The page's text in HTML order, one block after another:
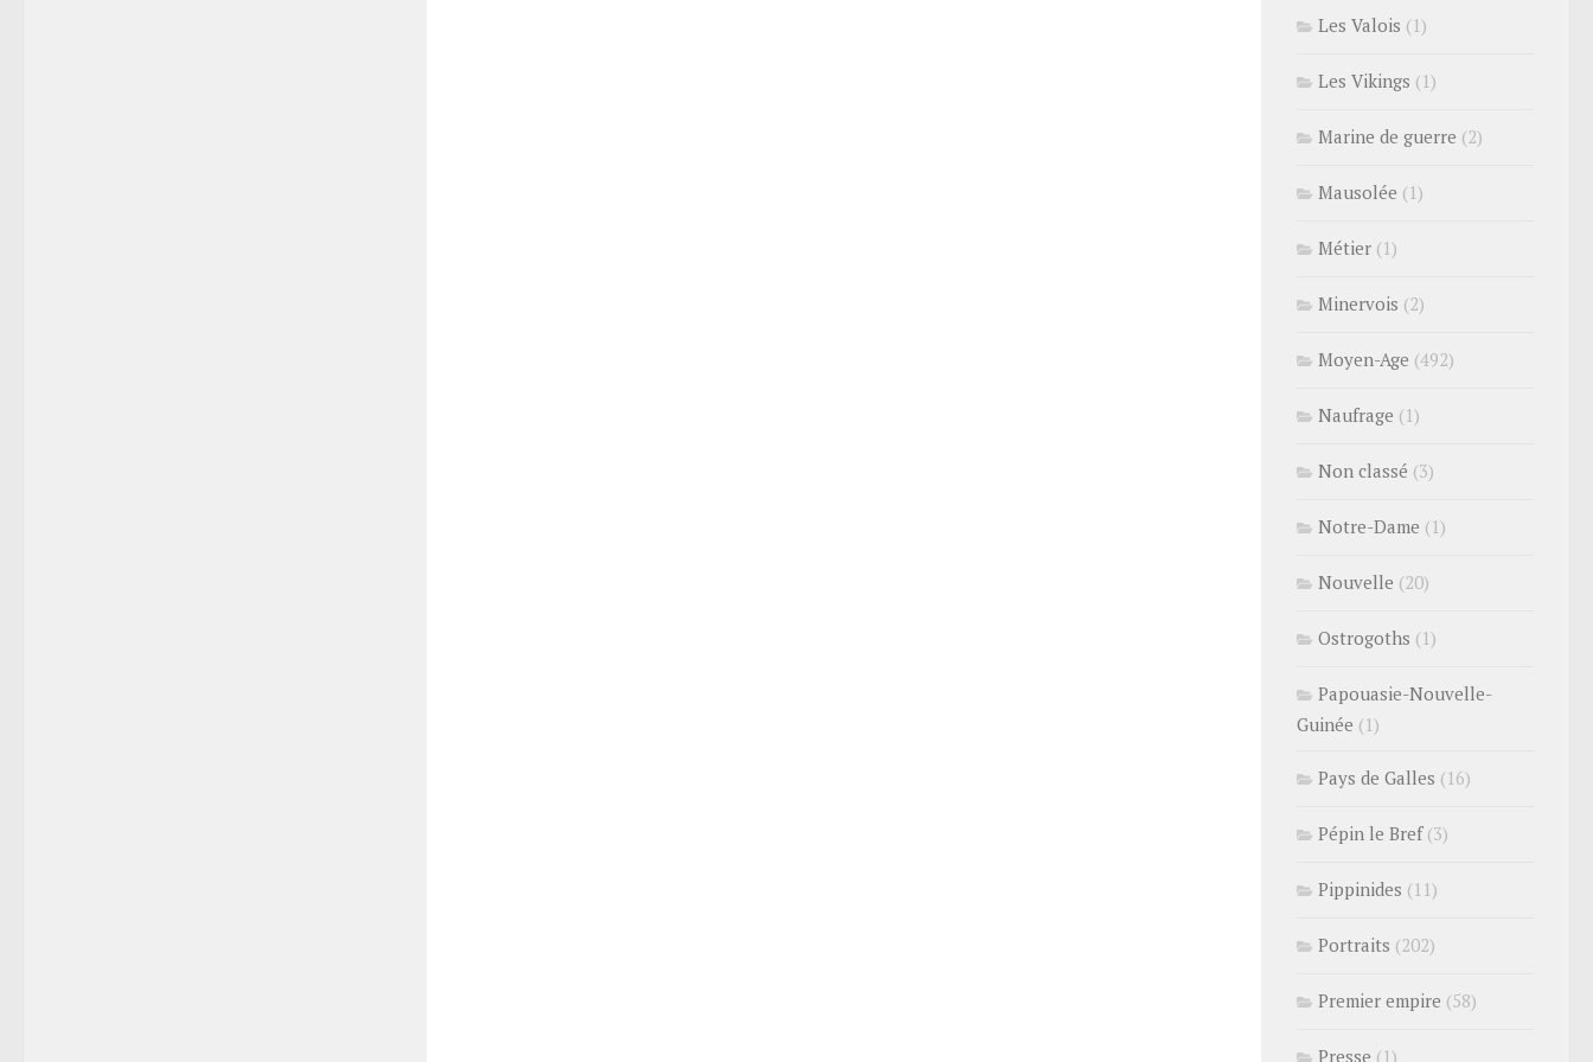
Les Valois (1)
Les Vikings (1)
Marine de guerre (2)
Mausolée (1)
Métier (1)
Minervois (2)
Moyen-Age (492)
Naufrage (1)
Non classé (3)
Notre-Dame (1)
Nouvelle (20)
Ostrogoths (1)
Papouasie-Nouvelle-
Guinée (1)
Pays de Galles (16)
Pépin le Bref(3)
Pippinides (11)
Portraits (202)
Premier empire (58)
Presse (1)